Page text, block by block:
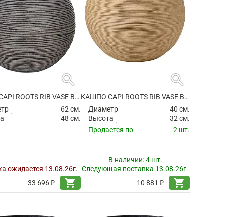
search
КАШПО CAPI ROOTS RIB VASE BALL ANTHRACITE
62 см.
48 см.
ожидается 13.08.26г.
33 696 ₽
shopping_cart
search
КАШПО CAPI ROOTS RIB VASE BALL BEIGE
Диаметр
40 см.
Высота
32 см.
Продается по
2 шт.
В наличии:4 шт.
Следующая поставка 13.08.26г.
10 881 ₽
shopping_cart